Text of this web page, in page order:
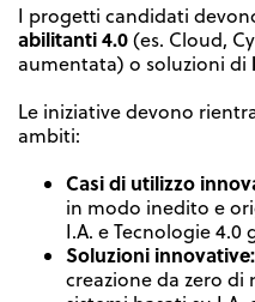
I progetti candidati
abilitanti 4.0(es. Cloud,
aumentata) o soluzioni di
Le iniziative devono
ambiti:
Casi di utilizzo
in modo inedito e
I.A. e Tecnologie 4.0
Soluzioni innovative:
creazione da zero